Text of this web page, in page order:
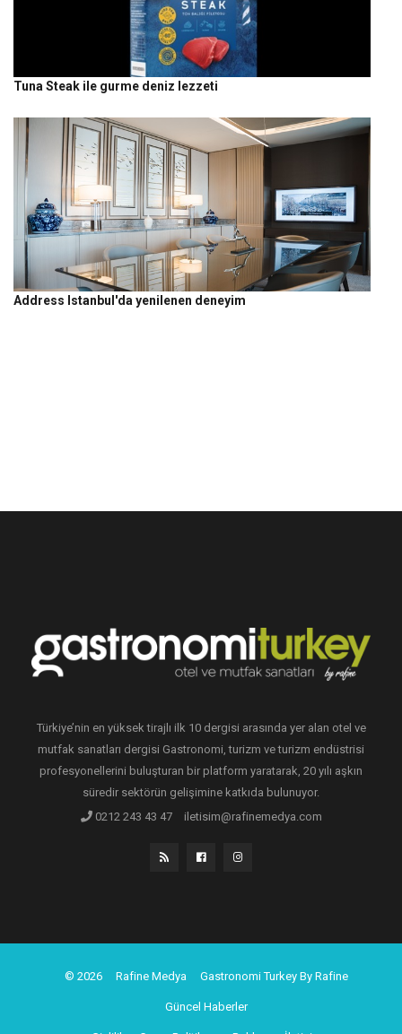
Tuna Steak ile gurme deniz lezzeti
Address Istanbul'da yenilenen deneyim
Türkiye’nin en yüksek tirajlı ilk 10 dergisi arasında yer alan otel ve
mutfak sanatları dergisi Gastronomi, turizm ve turizm endüstrisi
profesyonellerini buluşturan bir platform yaratarak, 20 yılı aşkın
süredir sektörün gelişimine katkıda bulunuyor.
0212 243 43 47
iletisim@rafinemedya.com
© 2026 Rafine Medya Gastronomi Turkey By Rafine
Güncel Haberler